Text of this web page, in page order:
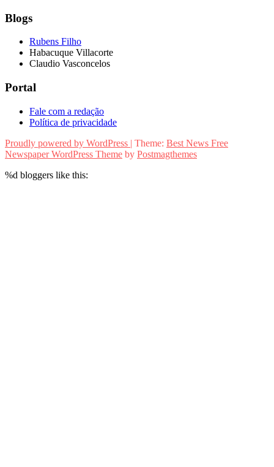
Blogs
Rubens Filho
Habacuque Villacorte
Claudio Vasconcelos
Portal
Fale com a redação
Política de privacidade
Proudly powered by WordPress | Theme: Best News Free
Newspaper WordPress Theme by Postmagthemes
%d bloggers like this: